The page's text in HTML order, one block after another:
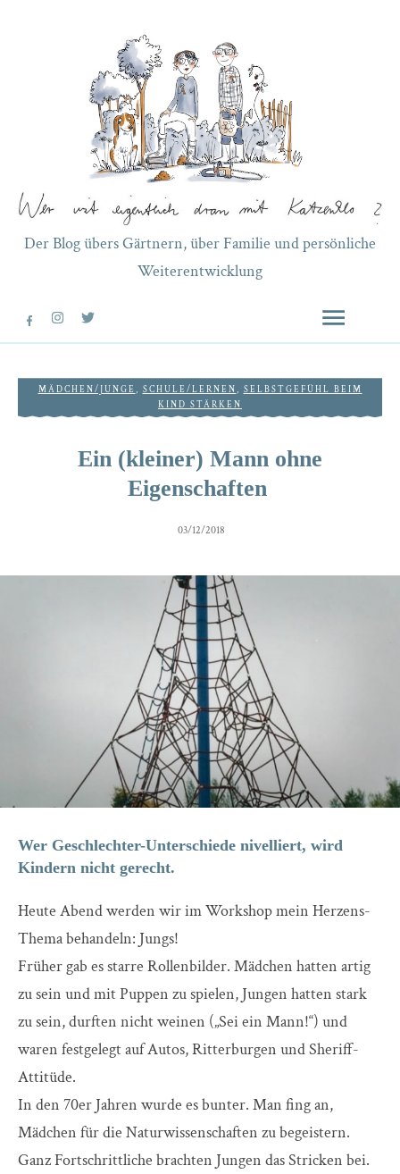
Der Blog übers Gärtnern, über Familie und persönliche
Weiterentwicklung
MÄDCHEN/JUNGE , SCHULE/LERNEN , SELBSTGEFÜHL BEIM
KIND STÄRKEN
Ein (kleiner) Mann ohne
Eigenschaften
03/12/2018
Wer Geschlechter-Unterschiede nivelliert, wird
Kindern nicht gerecht.
Heute Abend werden wir im Workshop mein Herzens-
Thema behandeln: Jungs!
Früher gab es starre Rollenbilder. Mädchen hatten artig
zu sein und mit Puppen zu spielen, Jungen hatten stark
zu sein, durften nicht weinen („Sei ein Mann!“) und
waren festgelegt auf Autos, Ritterburgen und Sheriff-
Attitüde.
In den 70er Jahren wurde es bunter. Man fing an,
Mädchen für die Naturwissenschaften zu begeistern.
Ganz Fortschrittliche brachten Jungen das Stricken bei.